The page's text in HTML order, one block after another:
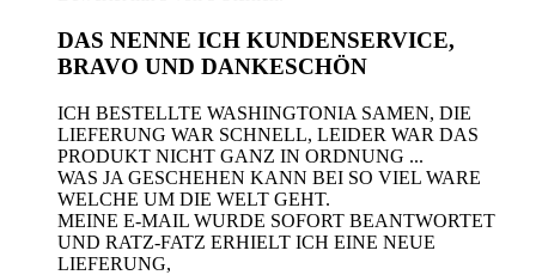
DAS NENNE ICH KUNDENSERVICE,
BRAVO UND DANKESCHÖN
ICH BESTELLTE WASHINGTONIA SAMEN, DIE
LIEFERUNG WAR SCHNELL, LEIDER WAR DAS
PRODUKT NICHT GANZ IN ORDNUNG ...
WAS JA GESCHEHEN KANN BEI SO VIEL WARE
WELCHE UM DIE WELT GEHT.
MEINE E-MAIL WURDE SOFORT BEANTWORTET
UND RATZ-FATZ ERHIELT ICH EINE NEUE
LIEFERUNG,